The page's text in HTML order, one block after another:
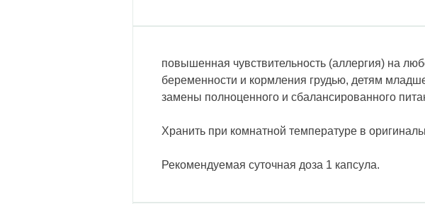
повышенная чувствительность (аллергия) на
беременности и кормления грудью, детям
замены полноценного и сбалансированного
Хранить при комнатной температуре в
Рекомендуемая суточная доза 1 капсула.